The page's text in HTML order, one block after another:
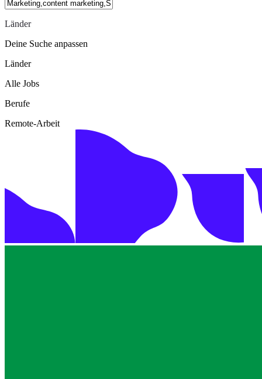
Länder
Deine Suche anpassen
Länder
Alle Jobs
Berufe
Remote-Arbeit